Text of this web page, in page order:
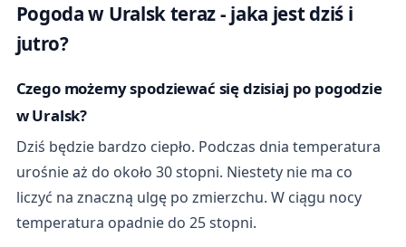
Pogoda w Uralsk teraz - jaka jest dziś i
jutro?
Czego możemy spodziewać się dzisiaj po pogodzie
w Uralsk?
Dziś będzie bardzo ciepło. Podczas dnia temperatura
urośnie aż do około 30 stopni. Niestety nie ma co
liczyć na znaczną ulgę po zmierzchu. W ciągu nocy
temperatura opadnie do 25 stopni.